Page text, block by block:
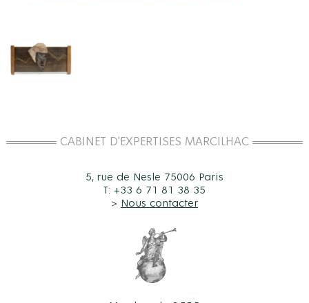
CABINET D'EXPERTISES MARCILHAC
5, rue de Nesle 75006 Paris
T: +33 6 71 81 38 35
> Nous contacter